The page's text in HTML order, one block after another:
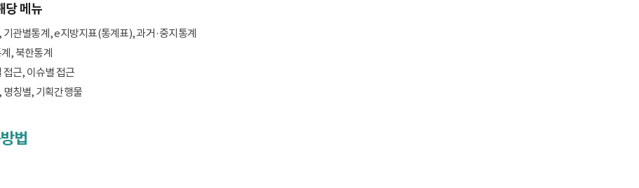
당 메뉴
기관별통계, e지방지표(통계표), 과거·중지통계
, 북한통계
접근, 이슈별 접근
명칭별, 기획간행물
법